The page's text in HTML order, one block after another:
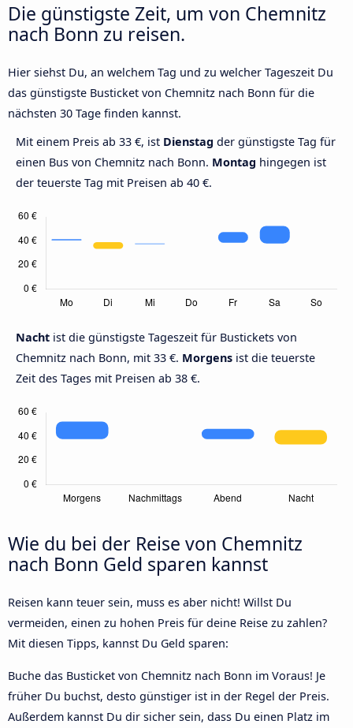
Die günstigste Zeit, um von Chemnitz
nach Bonn zu reisen.
Hier siehst Du, an welchem Tag und zu welcher Tageszeit Du
das günstigste Busticket von Chemnitz nach Bonn für die
nächsten 30 Tage finden kannst.
Mit einem Preis ab 33 €, ist Dienstag der günstigste Tag für
einen Bus von Chemnitz nach Bonn. Montag hingegen ist
der teuerste Tag mit Preisen ab 40 €.
Nacht ist die günstigste Tageszeit für Bustickets von
Chemnitz nach Bonn, mit 33 €. Morgens ist die teuerste
Zeit des Tages mit Preisen ab 38 €.
Wie du bei der Reise von Chemnitz
nach Bonn Geld sparen kannst
Reisen kann teuer sein, muss es aber nicht! Willst Du
vermeiden, einen zu hohen Preis für deine Reise zu zahlen?
Mit diesen Tipps, kannst Du Geld sparen:
Buche das Busticket von Chemnitz nach Bonn im Voraus! Je
früher Du buchst, desto günstiger ist in der Regel der Preis.
Außerdem kannst Du dir sicher sein, dass Du einen Platz im